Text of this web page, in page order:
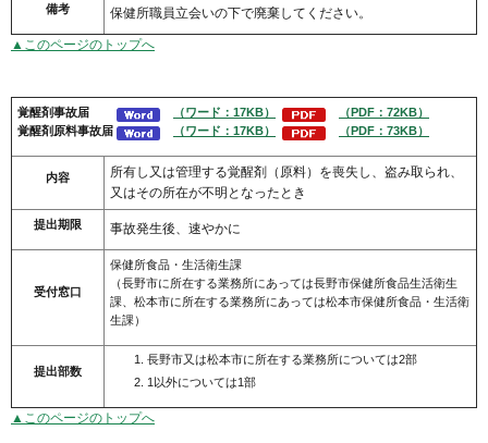
備考 保健所職員立会いの下で廃棄してください。
▲このページのトップへ
覚醒剤事故届 （ワード：17KB）
（PDF：72KB）
覚醒剤 原料事故届 （ワード：17KB） （PDF：73KB）
内容
所有し又は管理する覚醒剤（原料）を喪失し、盗み取られ、
又はその所在が不明となったとき
提出期限 事故発生後、速やかに
受付窓口
保健所食品・生活衛生課
（長野市に所在する業務所にあっては長野市保健所食品生活衛生
課、松本市に所在する業務所にあっては松本市保健所食品・生活衛
生課）
提出部数
長野市又は松本市に所在する業務所については2部
1以外については1部
▲このページのトップへ